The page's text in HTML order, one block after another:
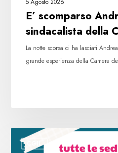
5 Agosto 2026
E’ scomparso
sindacalista della
La notte scorsa ci ha lasciati
grande esperienza della Camera
CGIL
Chiusure
sedi